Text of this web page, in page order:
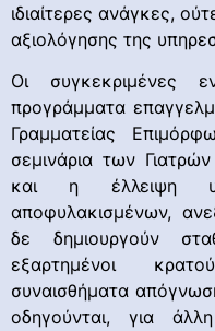
ιδιαίτερες ανάγκες,
αξιολόγησης της
Οι συγκεκριμένες
προγράμματα
Γραμματείας
σεμινάρια των
και η έλλειψη
αποφυλακισμένων,
δε δημιουργούν
εξαρτημένοι
συναισθήματα
οδηγούνται, για